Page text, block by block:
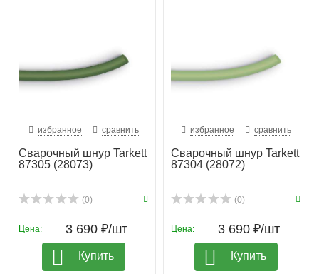
избранное сравнить
Сварочный шнур Tarkett
87305 (28073)
(0)
Цена: 3 690 ₽/шт
Купить
избранное сравнить
Сварочный шнур Tarkett
87304 (28072)
(0)
Цена: 3 690 ₽/шт
Купить